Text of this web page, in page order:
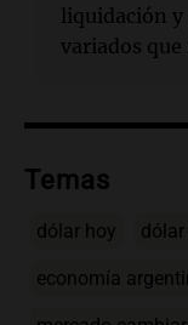
liquidación y
variados
Temas
dólar hoy
economía